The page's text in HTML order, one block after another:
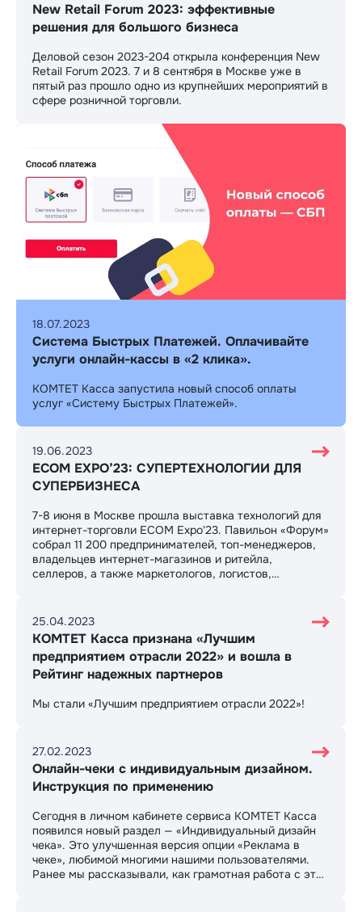
New Retail Forum 2023: эффективные
решения для большого бизнеса
Деловой сезон 2023-204 открыла конференция New
Retail Forum 2023. 7 и 8 сентября в Москве уже в
пятый раз прошло одно из крупнейших мероприятий в
сфере розничной торговли.
18.07.2023
Система Быстрых Платежей. Оплачивайте
услуги онлайн-кассы в «2 клика».
​КОМТЕТ Касса запустила новый способ оплаты
услуг «Систему Быстрых Платежей».
19.06.2023
ECOM EXPO’23: СУПЕРТЕХНОЛОГИИ ДЛЯ
СУПЕРБИЗНЕСА
​7-8 июня в Москве прошла выставка технологий для
интернет-торговли ECOM Expo'23. Павильон «Форум»
собрал 11 200 предпринимателей, топ-менеджеров,
владельцев интернет-магазинов и ритейла,
селлеров, а также маркетологов, логистов,
рекорды сразу по нескольким показателям. Так, за
два дня было представлено 274 экспонента,
половина из которых выставлялись со стендами
впервые. Кроме того, участниками стали десятки
компаний из Китая, Турции и других стран.
25.04.2023
КОМТЕТ Касса признана «Лучшим
предприятием отрасли 2022» и вошла в
Рейтинг надежных партнеров
Мы стали «Лучшим предприятием отрасли 2022»!
27.02.2023
Онлайн-чеки с индивидуальным дизайном.
Инструкция по применению
Сегодня в личном кабинете сервиса КОМТЕТ Касса
появился новый раздел — «Индивидуальный дизайн
чека». Это улучшенная версия опции «Реклама в
чеке», любимой многими нашими пользователями.
Ранее мы рассказывали, как грамотная работа с этой